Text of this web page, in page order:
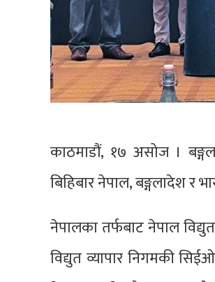
काठमाडौं, १७ असोज ।
बिहिबार नेपाल, बङ्गलादेश र
नेपालका तर्फबाट नेपाल
विद्युत व्यापार निगमकी